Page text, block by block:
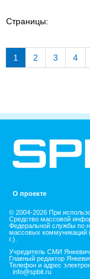
Страницы:
1 2 3 4
О проекте
© 2004-2026 При
Средство массовой
Федеральной службы по
массовых коммуникаций
г.).
Учредитель СМИ
Главный редактор
Телефон и адрес
info@spbit.ru